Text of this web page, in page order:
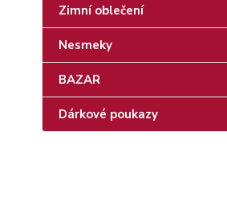
Zimní oblečení
Nesmeky
BAZAR
Dárkové poukazy